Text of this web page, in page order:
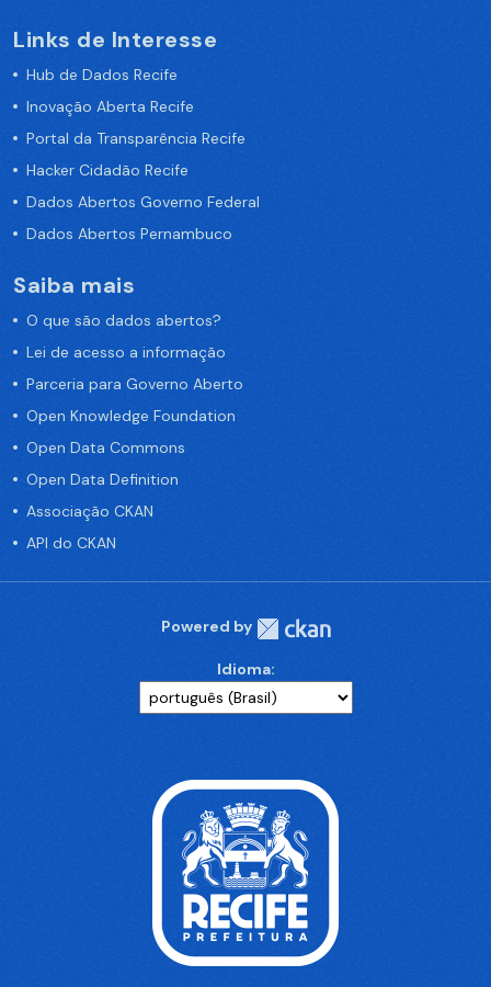
Links de Interesse
Hub de Dados Recife
Inovação Aberta Recife
Portal da Transparência Recife
Hacker Cidadão Recife
Dados Abertos Governo Federal
Dados Abertos Pernambuco
Saiba mais
O que são dados abertos?
Lei de acesso a informação
Parceria para Governo Aberto
Open Knowledge Foundation
Open Data Commons
Open Data Definition
Associação CKAN
API do CKAN
Powered by
Idioma